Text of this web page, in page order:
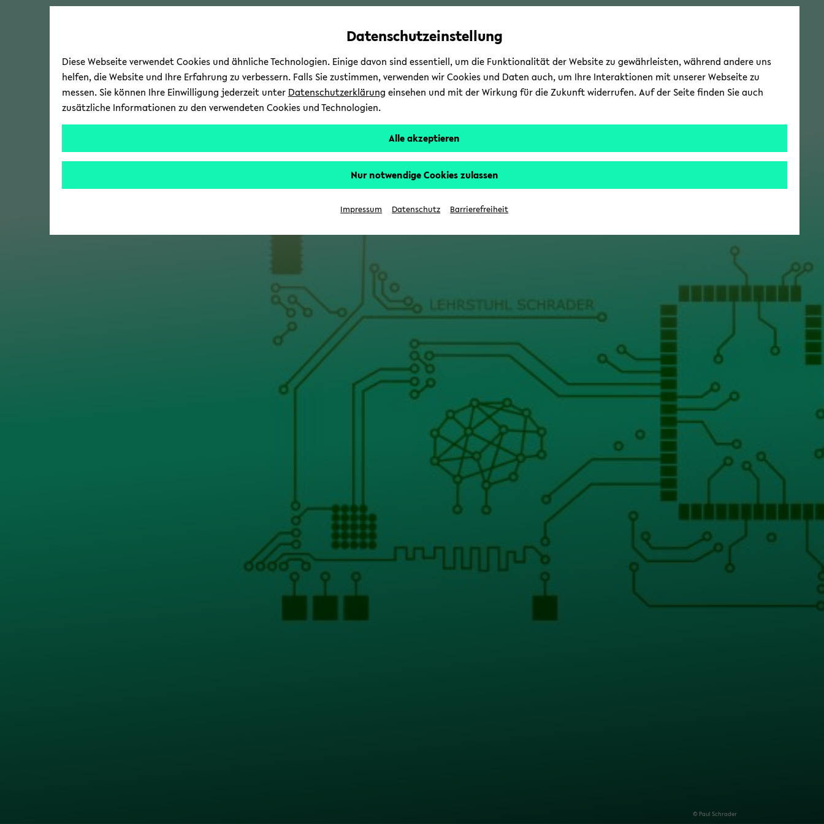
Automatische
vermeiden
skip
main
skip
main
skip
footer
© Paul Schra­der
Datenschutzeinstellung
Diese Webseite verwendet Cookies und ähnliche Technologien. Einige davon sind essentiell, um die Funktionalität der Website zu gewährleisten, während andere uns
helfen, die Website und Ihre Erfahrung zu verbessern. Falls Sie zustimmen, verwenden wir Cookies und Daten auch, um Ihre Interaktionen mit unserer Webseite zu
messen. Sie können Ihre Einwilligung jederzeit unter Datenschutzerklärung einsehen und mit der Wirkung für die Zukunft widerrufen. Auf der Seite finden Sie auch
zusätzliche Informationen zu den verwendeten Cookies und Technologien.
Alle akzeptieren
Nur notwendige Cookies zulassen
Impressum Datenschutz Barrierefreiheit